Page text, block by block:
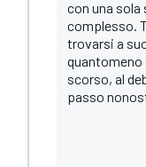
con una
complesso.
trovarsi a
quantomeno
scorso, al
passo